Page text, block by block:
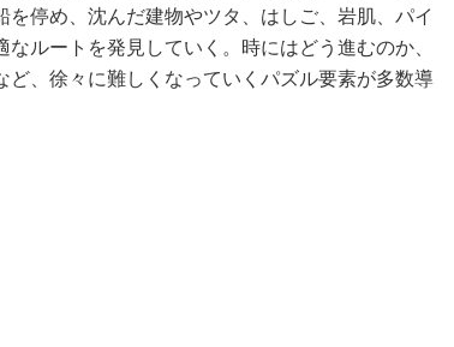
停め、沈んだ建物やツタ、はしご、岩肌、パイ
ルートを発見していく。時にはどう進むのか、
ど、徐々に難しくなっていくパズル要素が多数導